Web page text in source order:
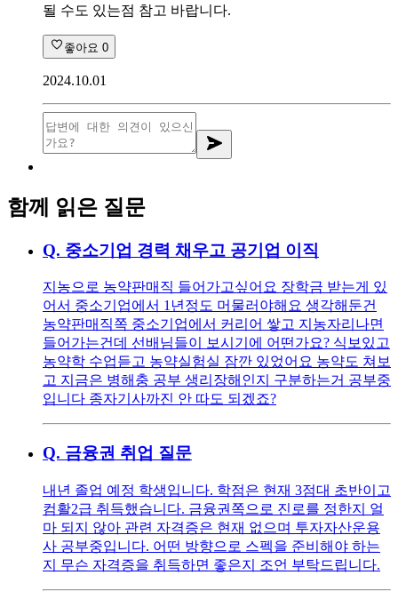
될 수도 있는점 참고 바랍니다.
좋아요 0
2024.10.01
함께 읽은 질문
Q. 중소기업 경력 채우고 공기업 이직
지농으로 농약판매직 들어가고싶어요 장학금 받는게 있
어서 중소기업에서 1년정도 머물러야해요 생각해둔건
농약판매직쪽 중소기업에서 커리어 쌓고 지농자리나면
들어가는건데 선배님들이 보시기에 어떤가요? 식보있고
농약학 수업듣고 농약실험실 잠깐 있었어요 농약도 쳐보
고 지금은 병해충 공부 생리장해인지 구분하는거 공부중
입니다 종자기사까진 안 따도 되겠죠?
Q. 금융권 취업 질문
내년 졸업 예정 학생입니다. 학점은 현재 3점대 초반이고
컴활2급 취득했습니다. 금융권쪽으로 진로를 정한지 얼
마 되지 않아 관련 자격증은 현재 없으며 투자자산운용
사 공부중입니다. 어떤 방향으로 스펙을 준비해야 하는
지 무슨 자격증을 취득하면 좋은지 조언 부탁드립니다.